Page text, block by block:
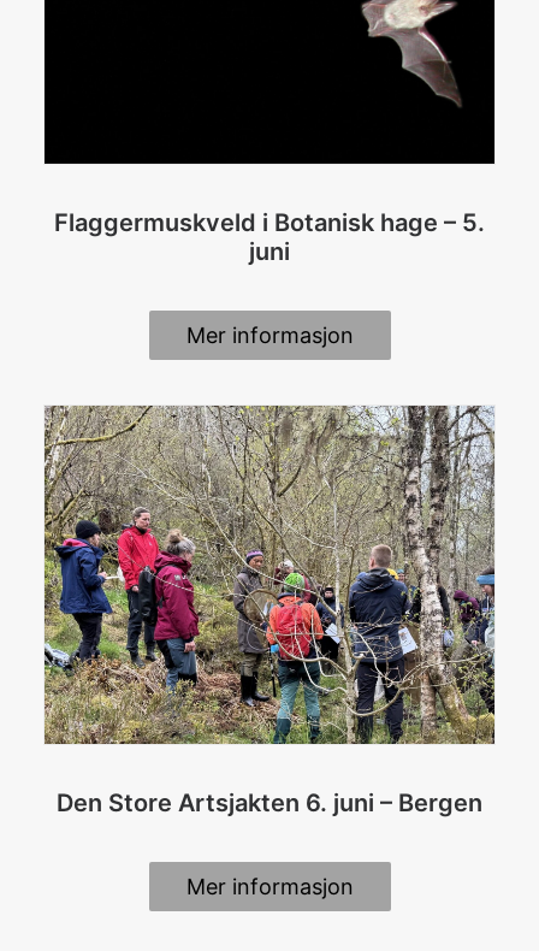
Flaggermuskveld i Botanisk hage – 5.
juni
Mer informasjon
Den Store Artsjakten 6. juni – Bergen
Mer informasjon